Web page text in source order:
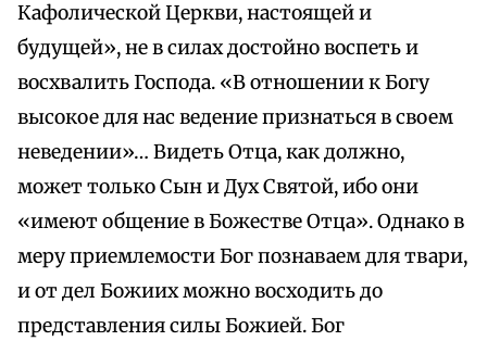
Кафолической Церкви, настоящей и
будущей», не в силах достойно воспеть и
восхвалить Господа. «В отношении к Богу
высокое для нас ведение признаться в своем
неведении»… Видеть Отца, как должно,
может только Сын и Дух Святой, ибо они
«имеют общение в Божестве Отца». Однако в
меру приемлемости Бог познаваем для твари,
и от дел Божиих можно восходить до
представления силы Божией. Бог